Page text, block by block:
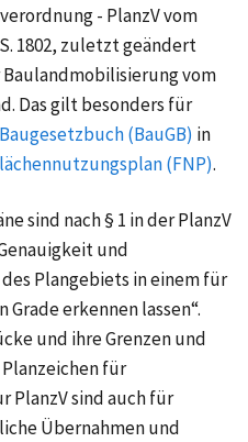
- PlanzV vom
S. 1802, zuletzt geändert
Baulandmobilisierung vom
Das gilt besonders für
Baugesetzbuch (BauGB) in
(FNP).
sind nach§ 1 in der PlanzV
und
Plangebiets in einem für
erkennen lassen“.
und ihre Grenzen und
für
PlanzV sind auch für
Übernahmen und